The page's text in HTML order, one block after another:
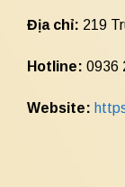
Địa chỉ: 219
Hotline: 0936
Website: